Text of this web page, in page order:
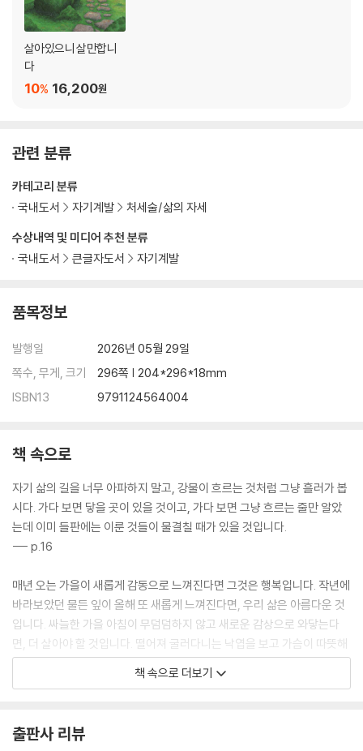
향기 나는 삶을 살아갑시다
현재를 받아들이고, 축복을 이루는 삶
우리가 극복해야 할 것들
조금만 더 높이 올라간다면
지난 편지
이해하기로 함
슬픔 관리
어려울 때 가져야 할 생각
마디마다 커지는 삶
서로 장례 치러줄 벗
리모델링
아름다움을 남기고 가는 삶
꾸준히, 끝까지
3장 봄여름가을겨울 그리고 당신
아침 소회
부모로 산다는 것
여름 소리
비가 온다
비 온 뒤 산의 아름다움
무더위가 기회입니다
가을을 맞이하는 마음
호수 수면에 가을이 내리고 있습니다
가을 소리
가을 느낌
겨울은 춥고 외롭지만, 더 따뜻하기도 합니다
살아있으니 살만합니
다
16,200원
10%
관련 분류
수상내역 및 미디어 추천 분류
국내도서
큰글자도서 자기계발
카테고리 분류
국내도서
자기계발 처세술/삶의 자세
품목정보
발행일
2026년 05월 29일
쪽수, 무게, 크기
296쪽 | 204*296*18mm
ISBN13
9791124564004
책 속으로
자기 삶의 길을 너무 아파하지 말고, 강물이 흐르는 것처럼 그냥 흘러가 봅
시다. 가다 보면 닿을 곳이 있을 것이고, 가다 보면 그냥 흐르는 줄만 알았
는데 이미 들판에는 이룬 것들이 물결칠 때가 있을 것입니다.
--- p.16
매년 오는 가을이 새롭게 감동으로 느껴진다면 그것은 행복입니다. 작년에
바라보았던 물든 잎이 올해 또 새롭게 느껴진다면, 우리 삶은 아름다운 것
입니다. 싸늘한 가을 아침이 무덤덤하지 않고 새로운 감상으로 와닿는다
면, 더 살아야 할 것입니다. 떨어져 굴러다니는 낙엽을 보고 가슴이 따뜻해
진다면, 받을 복이 많으니 기대해도 됩니다. 늘 대하는 삶의 일상에서도 새
로움과 따스함을 느낀다면, 우리는 복이 많은 사람입니다.
화가 나도, 속상해도, 몸이 아프고 마음조차 아파도, 인정받지 못해도, 억
책 속으로 더보기
출판사 리뷰